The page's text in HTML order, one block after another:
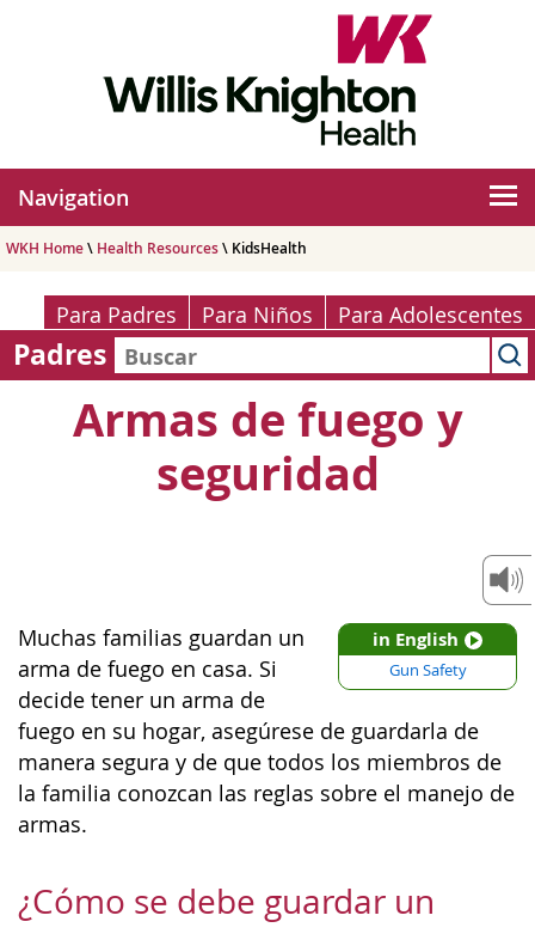
Navigation
WKH Home\ Health Resources\ KidsHealth
Para Padres Para Niños Para Adolescentes
Padres
Armas de fuego y
seguridad
in English
Gun Safety
Muchas familias guardan un
arma de fuego en casa. Si
decide tener un arma de
fuego en su hogar, asegúrese de guardarla de
manera segura y de que todos los miembros de
la familia conozcan las reglas sobre el manejo de
armas.
¿Cómo se debe guardar un